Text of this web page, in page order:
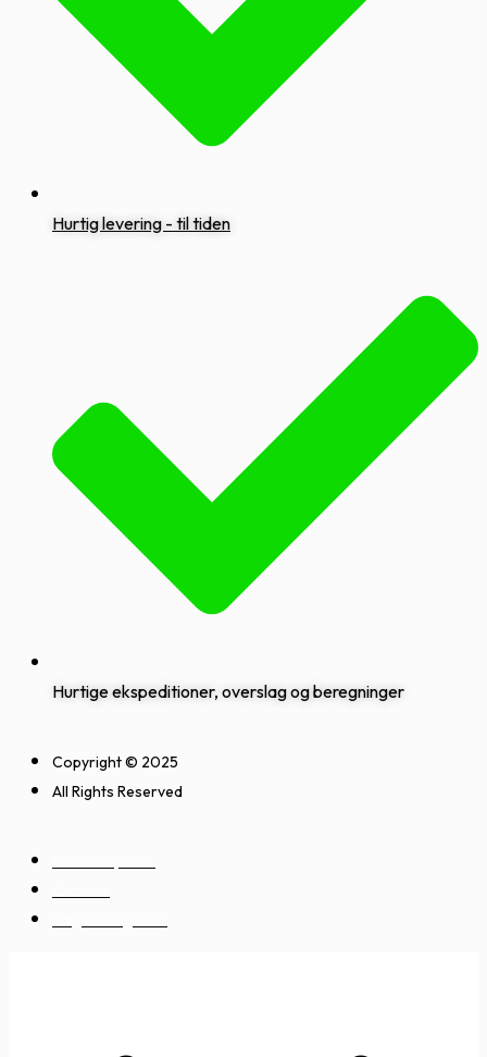
Hurtig levering - til tiden
Hurtige ekspeditioner, overslag og beregninger
Copyright © 2025
All Rights Reserved